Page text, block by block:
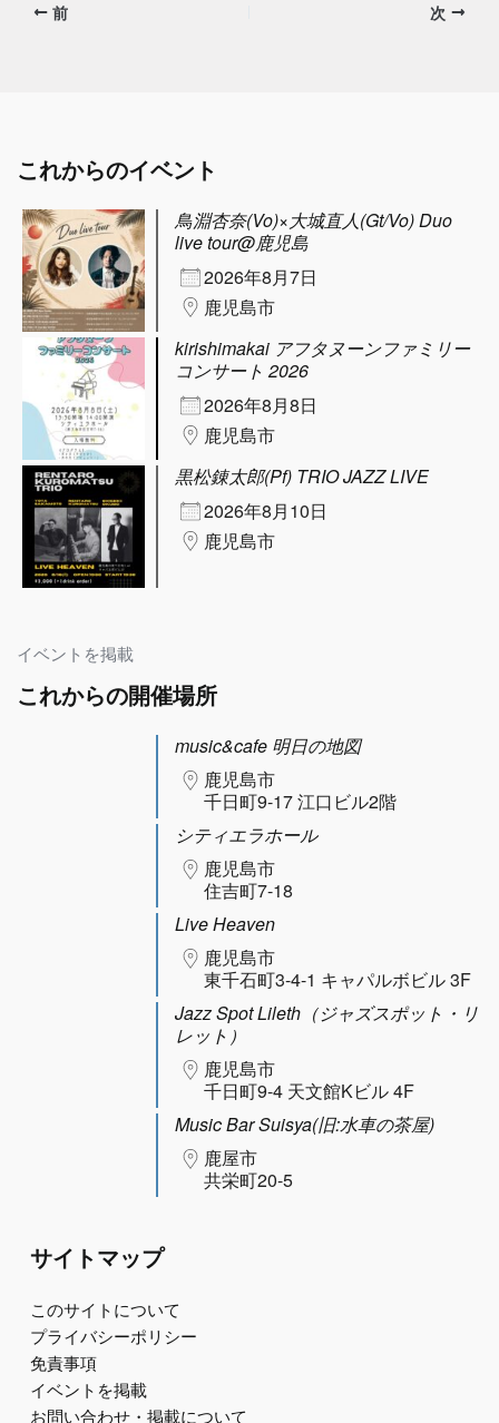
前 次
これからのイベント
鳥淵杏奈(Vo)×大城直人(Gt/Vo) Duo
live tour@鹿児島
2026年8月7日
鹿児島市
kirishimakai アフタヌーンファミリー
コンサート 2026
2026年8月8日
鹿児島市
黒松錬太郎(Pf) TRIO JAZZ LIVE
2026年8月10日
鹿児島市
イベントを掲載
これからの開催場所
music&cafe 明日の地図
鹿児島市
千日町9-17 江口ビル2階
シティエラホール
鹿児島市
住吉町7-18
Live Heaven
鹿児島市
東千石町3-4-1 キャパルボビル 3F
Jazz Spot Lileth（ジャズスポット・リ
レット）
鹿児島市
千日町9-4 天文館Kビル 4F
Music Bar Suisya(旧:水車の茶屋)
鹿屋市
共栄町20-5
サイトマップ
このサイトについて
プライバシーポリシー
免責事項
イベントを掲載
お問い合わせ・掲載について